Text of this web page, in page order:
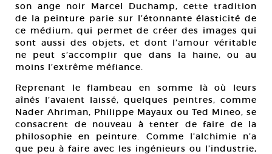
son ange noir Marcel Duchamp, cette tradition
de la peinture parie sur l’étonnante élasticité de
ce médium, qui permet de créer des images qui
sont aussi des objets, et dont l’amour véritable
ne peut s’accomplir que dans la haine, ou au
moins l’extrême méfiance.
Reprenant le flambeau en somme là où leurs
aînés l’avaient laissé, quelques peintres, comme
Nader Ahriman, Philippe Mayaux ou Ted Mineo, se
consacrent de nouveau à tenter de faire de la
philosophie en peinture. Comme l’alchimie n’a
que peu à faire avec les ingénieurs ou l’industrie,